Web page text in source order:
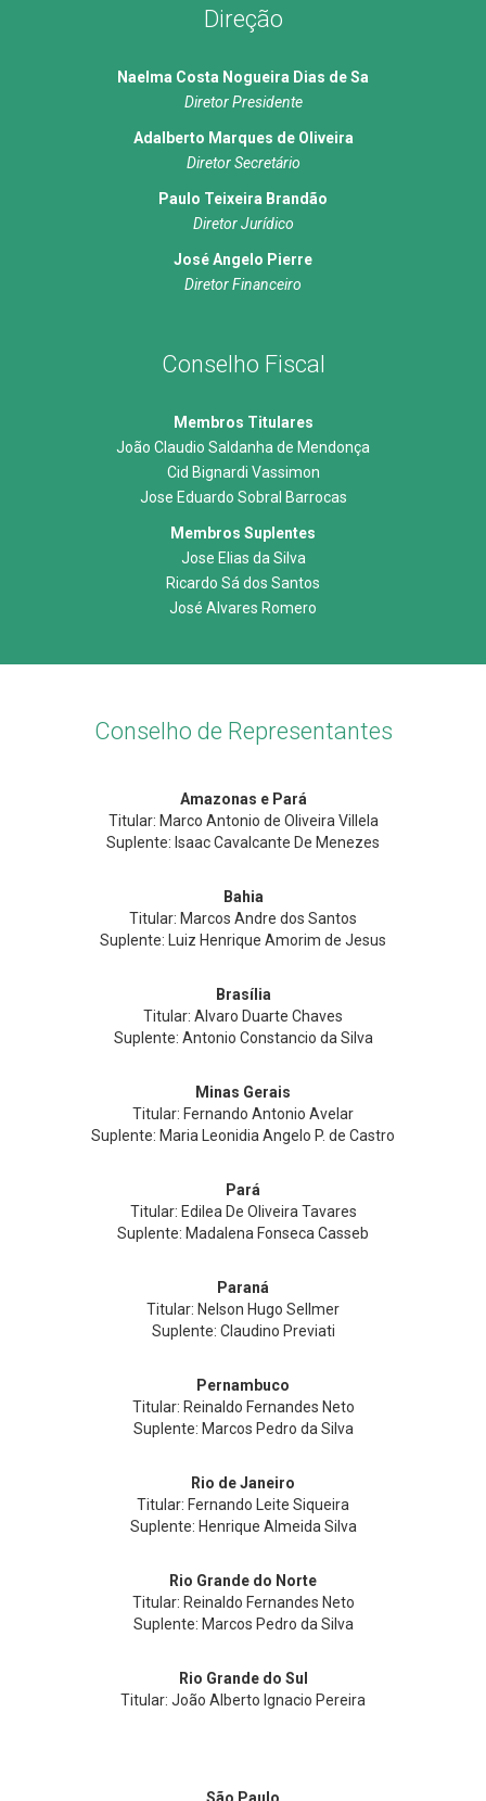
Direção
Naelma Costa Nogueira Dias de Sa
Diretor Presidente
Adalberto Marques de Oliveira
Diretor Secretário
Paulo Teixeira Brandão
Diretor Jurídico
José Angelo Pierre
Diretor Financeiro
Conselho Fiscal
Membros Titulares
João Claudio Saldanha de Mendonça
Cid Bignardi Vassimon
Jose Eduardo Sobral Barrocas
Membros Suplentes
Jose Elias da Silva
Ricardo Sá dos Santos
José Alvares Romero
Conselho de Representantes
Amazonas e Pará
Titular: Marco Antonio de Oliveira Villela
Suplente: Isaac Cavalcante De Menezes
Bahia
Titular: Marcos Andre dos Santos
Suplente: Luiz Henrique Amorim de Jesus
Brasília
Titular: Alvaro Duarte Chaves
Suplente: Antonio Constancio da Silva
Minas Gerais
Titular: Fernando Antonio Avelar
Suplente: Maria Leonidia Angelo P. de Castro
Pará
Titular: Edilea De Oliveira Tavares
Suplente: Madalena Fonseca Casseb
Paraná
Titular: Nelson Hugo Sellmer
Suplente: Claudino Previati
Pernambuco
Titular: Reinaldo Fernandes Neto
Suplente: Marcos Pedro da Silva
Rio de Janeiro
Titular: Fernando Leite Siqueira
Suplente: Henrique Almeida Silva
Rio Grande do Norte
Titular: Reinaldo Fernandes Neto
Suplente: Marcos Pedro da Silva
Rio Grande do Sul
Titular: João Alberto Ignacio Pereira